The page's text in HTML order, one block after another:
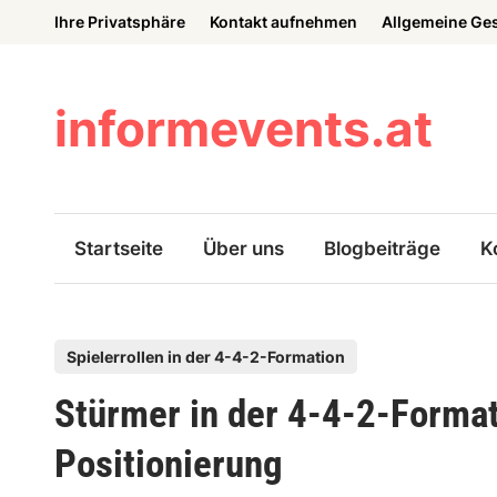
Ihre Privatsphäre Kontakt aufnehmen Allgemeine
informevents.at
Startseite Über uns Blogbeiträge
s
t
e
Spielerrollen in der 4-4-2-Formation
Stürmer in der 4-4-2-
Positionierung